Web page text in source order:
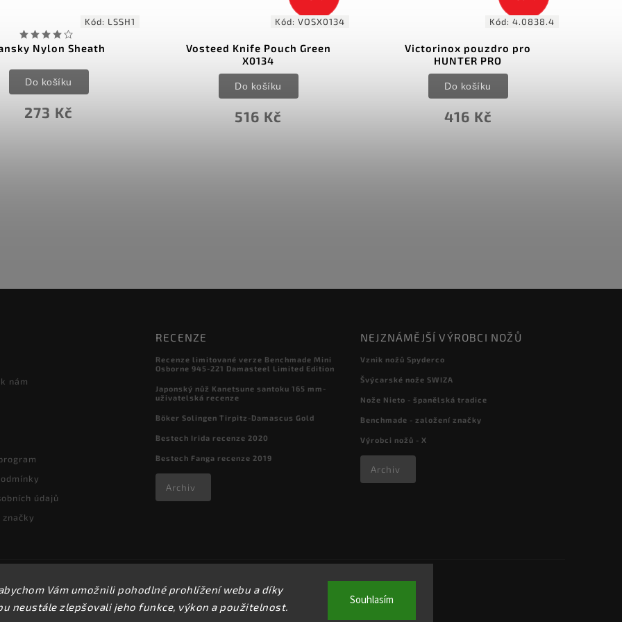
Vám umožnili pohodlné prohlížení webu a díky
neustále zlepšovali jeho funkce, výkon a použitelnost.
Souhlasím
Kód: LSSH1
Nylon Sheath
273 Kč
Do košíku
Kód: VOSX0134
Vosteed Knife Pouch Green
X0134
516 Kč
Do košíku
Kód: 4.0838.4
Victorinox pouzdro pro
HUNTER PRO
416 Kč
Do košíku
nám
údajů
značky
RECENZE
Recenze limitované verze Benchmade Mini
Osborne 945-221 Damasteel Limited Edition
Japonský nůž Kanetsune santoku 165 mm-
uživatelská recenze
Böker Solingen Tirpitz-Damascus Gold
Bestech Irida recenze 2020
Bestech Fanga recenze 2019
Archiv
NEJZNÁMĚJŠÍ VÝROBCI NOŽŮ
Vznik nožů Spyderco
Švýcarské nože SWIZA
Nože Nieto - španělská tradice
Benchmade - založení značky
Výrobci nožů - X
Archiv
Copyright 2026kapesni-noze.cz . Všechna práva vyhrazena.
Upravit nastavení cookies